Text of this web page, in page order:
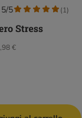
€
5 (1)